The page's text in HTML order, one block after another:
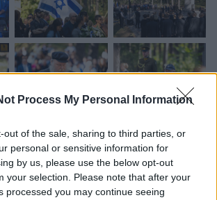
Process My Personal Information
out of the sale, sharing to third parties, or
personal or sensitive information for
by us, please use the below opt-out
your selection. Please note that after your
processed you may continue seeing